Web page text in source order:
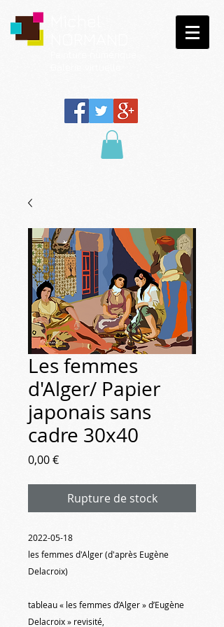
Les femmes
d'Alger/ Papier
japonais sans
cadre 30x40
0,00 €Prix
Rupture de stock
2022-05-18
les femmes d'Alger (d'après Eugène
Delacroix)
tableau « les femmes d’Alger » d’Eugène
Delacroix » revisité,